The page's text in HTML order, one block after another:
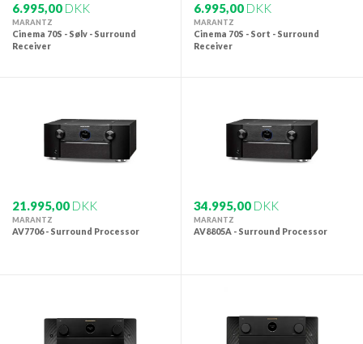
6.995,00 DKK
MARANTZ
Cinema 70S - Sølv - Surround
Receiver
6.995,00 DKK
MARANTZ
Cinema 70S - Sort - Surround
Receiver
21.995,00 DKK
MARANTZ
AV7706 - Surround Processor
34.995,00 DKK
MARANTZ
AV8805A - Surround Processor